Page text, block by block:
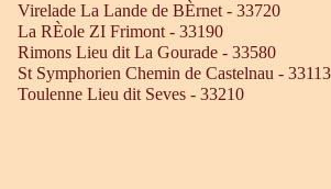
Virelade La Lande de BÈrnet - 33720
La RÈole ZI Frimont - 33190
Rimons Lieu dit La Gourade - 33580
St Symphorien Chemin de Castelnau - 33113
Toulenne Lieu dit Seves - 33210